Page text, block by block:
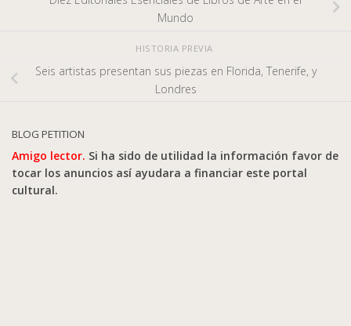
Mundo
HISTORIA PREVIA
Seis artistas presentan sus piezas en Florida, Tenerife, y
Londres
BLOG PETITION
Amigo lector. Si ha sido de utilidad la información favor de
tocar los anuncios así ayudara a financiar este portal
cultural.